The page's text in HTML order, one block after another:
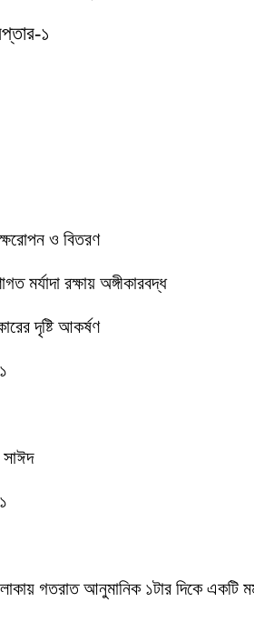
১
ও বিতরণ
মর্যাদা রক্ষায় অঙ্গীকারবদ্ধ
দৃষ্টি আকর্ষণ
সাঈদ
গতরাত আনুমানিক ১টার দিকে একটি